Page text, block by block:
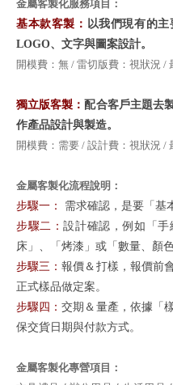
金屬客製化服務項目：
基本款客製： 以我們現有的
LOGO、文字與圖案設計。
開模費：無 / 雷切版費：視狀況 /
獨立版客製： 配合客戶主題去
作產品設計與製造。
開模費：需要 / 設計費：視狀況 /
金屬客製化流程說明：
步驟一：
需求確認，是要「基
步驟二：設計確認，例如「
床」、「烤漆」或「數量、顏
步驟三：報價＆打樣，報價前
正式樣品做定案。
步驟四：交期＆量產，依據「
保交貨日期與付款方式。
金屬客製化專營項目：